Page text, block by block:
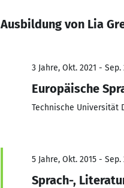
Ausbildung von Lia
3 Jahre, Okt. 2021 - Sep.
Europäische
Technische Universität
5 Jahre, Okt. 2015 - Sep.
Sprach-,